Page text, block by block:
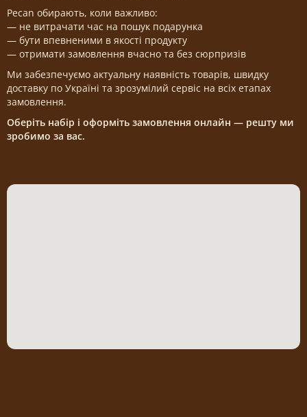
Pecan обирають, коли важливо:
— не витрачати час на пошук подарунка
— бути впевненими в якості продукту
— отримати замовлення вчасно та без сюрпризів
Ми забезпечуємо актуальну наявність товарів, швидку
доставку по Україні та зрозумілий сервіс на всіх етапах
замовлення.
Оберіть набір і оформіть замовлення онлайн — решту ми
зробимо за вас.